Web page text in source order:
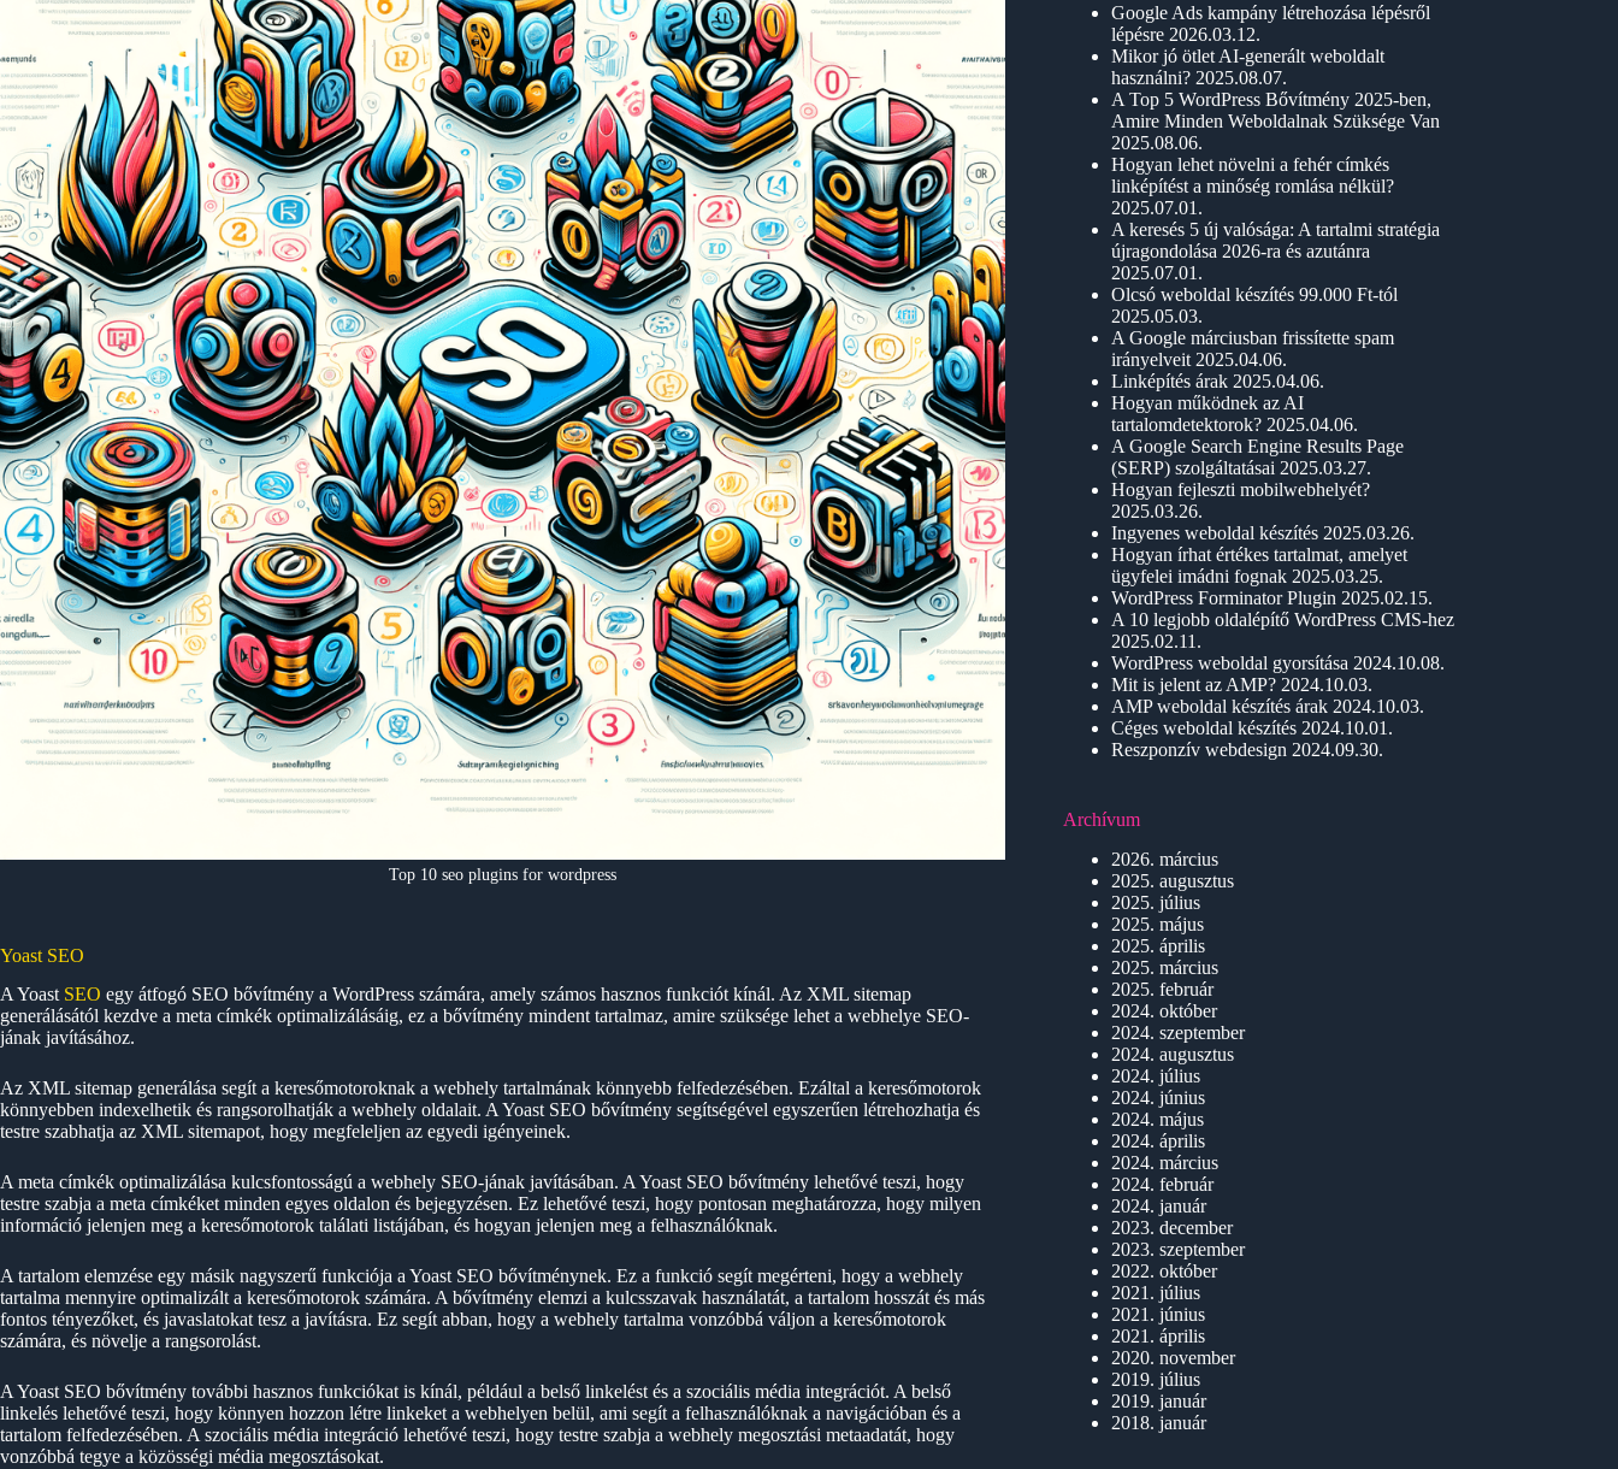
Top 10 seo plugins for wordpress
Yoast SEO
A Yoast SEO egy átfogó SEO bővítmény a WordPress számára, amely számos hasznos funkciót kínál. Az XML sitemap
generálásától kezdve a meta címkék optimalizálásáig, ez a bővítmény mindent tartalmaz, amire szüksége lehet a webhelye SEO-
jának javításához.
Az XML sitemap generálása segít a keresőmotoroknak a webhely tartalmának könnyebb felfedezésében. Ezáltal a keresőmotorok
könnyebben indexelhetik és rangsorolhatják a webhely oldalait. A Yoast SEO bővítmény segítségével egyszerűen létrehozhatja és
testre szabhatja az XML sitemapot, hogy megfeleljen az egyedi igényeinek.
A meta címkék optimalizálása kulcsfontosságú a webhely SEO-jának javításában. A Yoast SEO bővítmény lehetővé teszi, hogy
testre szabja a meta címkéket minden egyes oldalon és bejegyzésen. Ez lehetővé teszi, hogy pontosan meghatározza, hogy milyen
információ jelenjen meg a keresőmotorok találati listájában, és hogyan jelenjen meg a felhasználóknak.
A tartalom elemzése egy másik nagyszerű funkciója a Yoast SEO bővítménynek. Ez a funkció segít megérteni, hogy a webhely
tartalma mennyire optimalizált a keresőmotorok számára. A bővítmény elemzi a kulcsszavak használatát, a tartalom hosszát és más
fontos tényezőket, és javaslatokat tesz a javításra. Ez segít abban, hogy a webhely tartalma vonzóbbá váljon a keresőmotorok
számára, és növelje a rangsorolást.
A Yoast SEO bővítmény további hasznos funkciókat is kínál, például a belső linkelést és a szociális média integrációt. A belső
linkelés lehetővé teszi, hogy könnyen hozzon létre linkeket a webhelyen belül, ami segít a felhasználóknak a navigációban és a
tartalom felfedezésében. A szociális média integráció lehetővé teszi, hogy testre szabja a webhely megosztási metaadatát, hogy
vonzóbbá tegye a közösségi média megosztásokat.
Google Ads kampány létrehozása lépésről
lépésre 2026.03.12.
Mikor jó ötlet AI-generált weboldalt
használni? 2025.08.07.
A Top 5 WordPress Bővítmény 2025-ben,
Amire Minden Weboldalnak Szüksége Van
2025.08.06.
Hogyan lehet növelni a fehér címkés
linképítést a minőség romlása nélkül?
2025.07.01.
A keresés 5 új valósága: A tartalmi stratégia
újragondolása 2026-ra és azutánra
2025.07.01.
Olcsó weboldal készítés 99.000 Ft-tól
2025.05.03.
A Google márciusban frissítette spam
irányelveit 2025.04.06.
Linképítés árak 2025.04.06.
Hogyan működnek az AI
tartalomdetektorok? 2025.04.06.
A Google Search Engine Results Page
(SERP) szolgáltatásai 2025.03.27.
Hogyan fejleszti mobilwebhelyét?
2025.03.26.
Ingyenes weboldal készítés 2025.03.26.
Hogyan írhat értékes tartalmat, amelyet
ügyfelei imádni fognak 2025.03.25.
WordPress Forminator Plugin 2025.02.15.
A 10 legjobb oldalépítő WordPress CMS-hez
2025.02.11.
WordPress weboldal gyorsítása 2024.10.08.
Mit is jelent az AMP? 2024.10.03.
AMP weboldal készítés árak 2024.10.03.
Céges weboldal készítés 2024.10.01.
Reszponzív webdesign 2024.09.30.
Archívum
2026. március
2025. augusztus
2025. július
2025. május
2025. április
2025. március
2025. február
2024. október
2024. szeptember
2024. augusztus
2024. július
2024. június
2024. május
2024. április
2024. március
2024. február
2024. január
2023. december
2023. szeptember
2022. október
2021. július
2021. június
2021. április
2020. november
2019. július
2019. január
2018. január